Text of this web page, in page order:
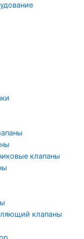
клапаны
клапаны